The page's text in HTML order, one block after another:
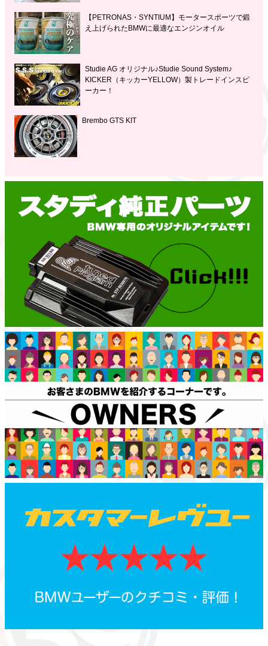
【PETRONAS・SYNTIUM】モータースポーツで鍛
え上げられたBMWに最適なエンジンオイル
Studie AG オリジナル♪Studie Sound System♪
KICKER（キッカーYELLOW）製トレードインスピ
ーカー！
Brembo GTS KIT